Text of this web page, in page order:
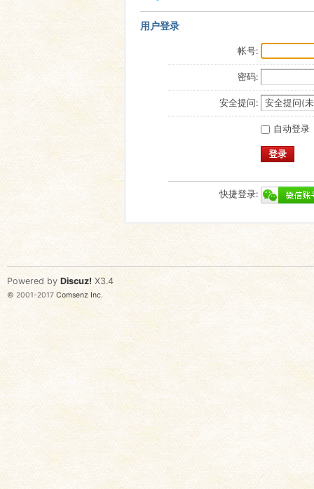
用户登录
帐号:
密码:
安全提问:
自动登录
登录
快捷登录:
Powered by Discuz! X3.4
© 2001-2017 Comsenz Inc.